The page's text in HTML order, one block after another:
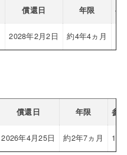
償還日 年限 参
2028年2月2日 約4年4ヵ月
償還日 年限 参
2026年4月25日 約2年7ヵ月